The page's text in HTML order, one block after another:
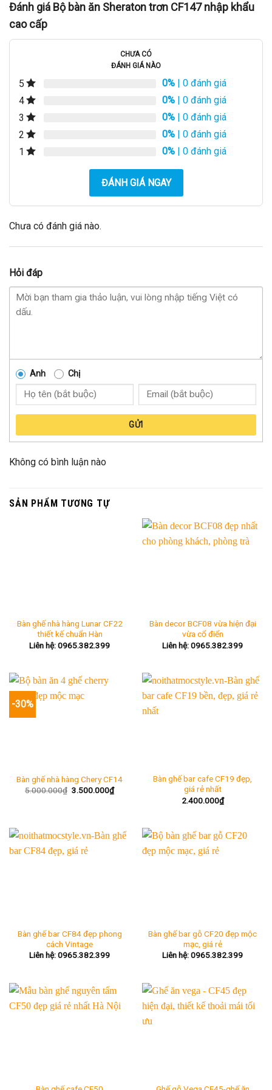
Đánh giá Bộ bàn ăn Sheraton trơn CF147 nhập khẩu
cao cấp
CHƯA CÓ
ĐÁNH GIÁ NÀO
5 0% | 0 đánh giá
4
0% | 0 đánh giá
3
0% | 0 đánh giá
2
0% | 0 đánh giá
1
0% | 0 đánh giá
ĐÁNH GIÁ NGAY
Chưa có đánh giá nào.
Hỏi đáp
Anh Chị
GỬI
Không có bình luận nào
SẢN PHẨM TƯƠNG TỰ
Bàn ghế nhà hàng Lunar CF22
thiết kế chuẩn Hàn
Liên hệ: 0965.382.399
Bàn decor BCF08 vừa hiện đại
vừa cổ điển
Liên hệ: 0965.382.399
-30%
Bàn ghế nhà hàng Chery CF14
5.000.000₫ Giá
3.500.000₫Giá
hiện
Bàn ghế bar cafe CF19 đẹp,
giá rẻ nhất
2.400.000₫
Bàn ghế bar CF84 đẹp phong
cách Vintage
Liên hệ: 0965.382.399
Bàn ghế bar gỗ CF20 đẹp mộc
mạc, giá rẻ
Liên hệ: 0965.382.399